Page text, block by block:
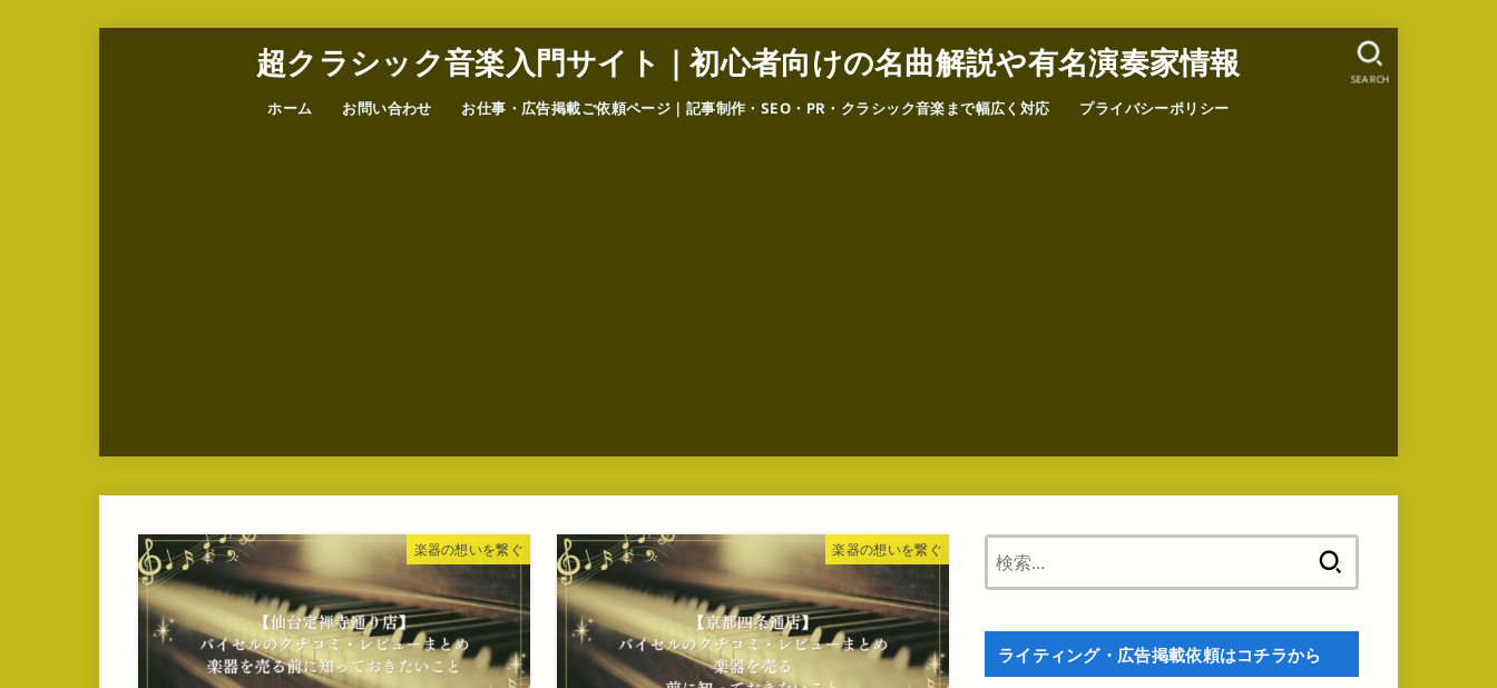
超クラシック音楽入門サイト｜初心者向けの名曲解説や有名演奏家情報
ホーム お問い合わせ お仕事・広告掲載ご依頼ページ｜記事制作・SEO・PR・クラシック音楽まで幅広く対応 プライバシーポリシー
SEARCH
楽器の想いを繋ぐ 楽器の想いを繋ぐ
ライティング・広告掲載依頼はコチラから